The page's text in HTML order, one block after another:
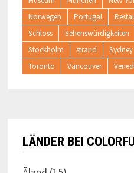
Norwegen
Portugal
Schloss
Sehenswürdigkeiten
Stockholm
strand Sydney
Toronto
Vancouver
LÄNDER BEI